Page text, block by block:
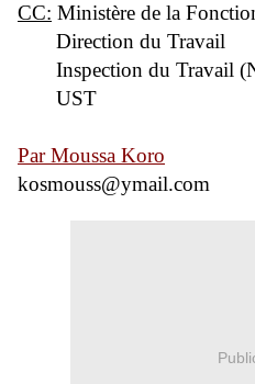
CC: Ministère de la
Direction du Travail
Inspection du Travail
UST
Par Moussa Koro
kosmouss@ymail.com